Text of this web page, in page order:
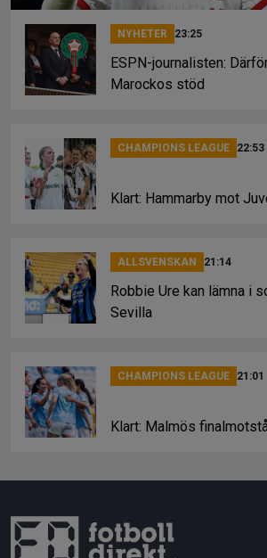
NYHETER 23:25
ESPN-journalisten:
Marockos stöd
CHAMPIONS LEAGUE 22:53
Klart: Hammarby mot
ALLSVENSKAN 21:14
Robbie Ure kan lämna i
Sevilla
CHAMPIONS LEAGUE 21:01
Klart: Malmös